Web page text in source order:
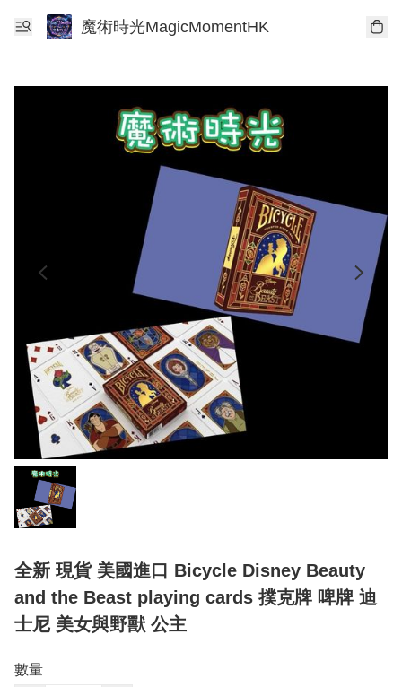
魔術時光MagicMomentHK
全新 現貨 美國進口 Bicycle Disney Beauty
and the Beast playing cards 撲克牌 啤牌 迪
士尼 美女與野獸 公主
數量